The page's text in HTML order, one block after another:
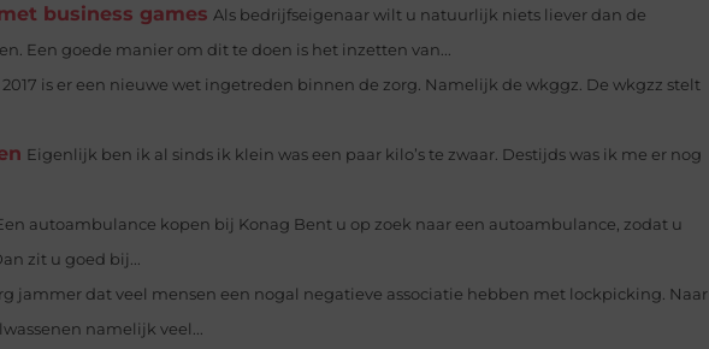
business games Als bedrijfseigenaar wilt u natuurlijk niets liever dan de
Een goede manier om dit te doen is het inzetten van...
2017 is er een nieuwe wet ingetreden binnen de zorg. Namelijk de wkggz. De wkgzz stelt
Eigenlijk ben ik al sinds ik klein was een paar kilo’s te zwaar. Destijds was ik me er nog
autoambulance kopen bij Konag Bent u op zoek naar een autoambulance, zodat u
zit u goed bij...
jammer dat veel mensen een nogal negatieve associatie hebben met lockpicking. Naar
namelijk veel...